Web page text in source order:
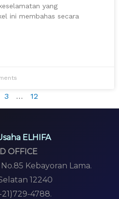
yang
ini membahas secara
3 … 12
ELHIFA
OFFICE
Kebayoran Lama.
12240
21)729-4788.